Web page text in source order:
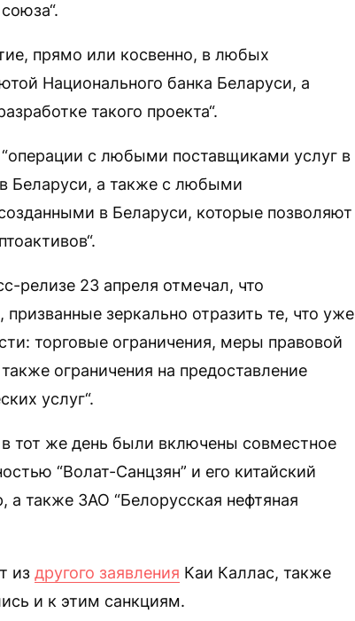
прямо или косвенно, в любых
Национального банка Беларуси, а
такого проекта“.
с любыми поставщиками услуг в
Беларуси, а также с любыми
в Беларуси, которые позволяют
релизе 23 апреля отмечал, что
зеркально отразить те, что уже
торговые ограничения, меры правовой
ограничения на предоставление
услуг“.
тот же день были включены совместное
“Волат-Санцзян” и его китайский
а также ЗАО “Белорусская нефтяная
из другого заявления Каи Каллас, также
и к этим санкциям.